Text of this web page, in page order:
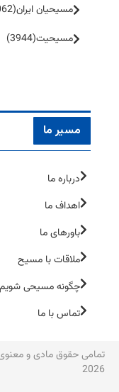
مسیحیان ایران(1062)
مسیحیت(3944)
مسیر ما
درباره ما
اهداف ما
باورهای ما
ملاقات با مسیح
چگونه مسیحی
تماس با ما
تمامی حقوق مادی و
2026